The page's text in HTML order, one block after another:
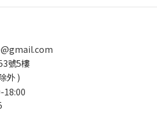
號5樓
外 )